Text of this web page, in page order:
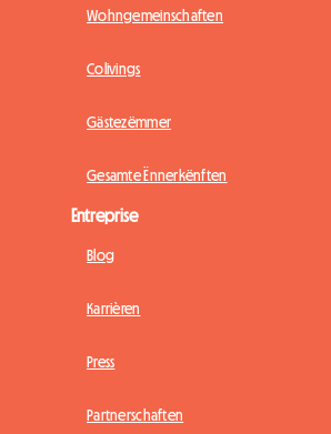
Wohngemeinschaften
Colivings
Gästezëmmer
Gesamte Ënnerkënften
Entreprise
Blog
Karrièren
Press
Partnerschaften